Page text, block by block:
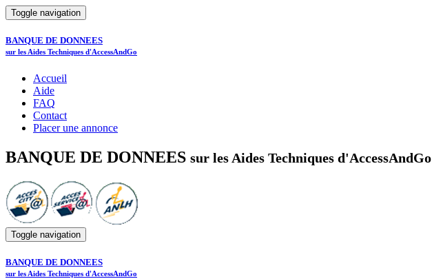
Toggle navigation
BANQUE DE DONNEES
sur les Aides Techniques d'AccessAndGo
Accueil
Aide
FAQ
Contact
Placer une annonce
BANQUE DE DONNEES sur les Aides Techniques d'AccessAndGo
Toggle navigation
BANQUE DE DONNEES
sur les Aides Techniques d'AccessAndGo